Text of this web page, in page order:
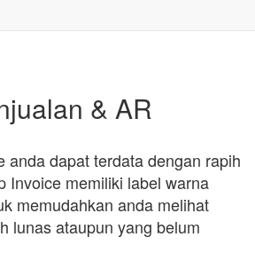
& AR
anda dapat terdata dengan rapih
Invoice memiliki label warna
memudahkan anda melihat
lunas ataupun yang belum